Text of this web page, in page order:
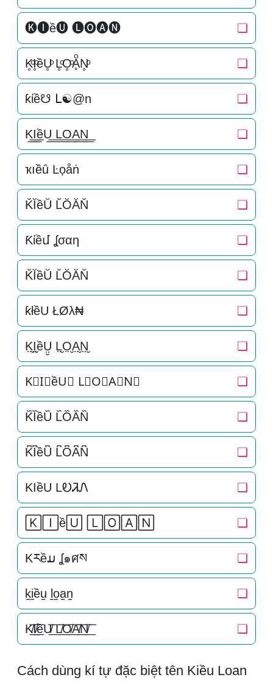
🅚🅘ề🅤 🅛🅞🅐🅝 ❏
K̥ͦI̥ͦềU̥ͦ L̥ͦO̥ͦḀͦN̥ͦ ❏
ƙίề☋ ᒪ☯@n ❏
K͟͟I͟͟ềU͟͟ L͟͟O͟͟A͟͟N͟͟ ❏
ҡıềȗ Ŀọåṅ ❏
K̆ĬềŬ L̆ŎĂN̆ ❏
Ƙίềմ ʆσαη ❏
K̆ĬềŬ L̆ŎĂN̆ ❏
ƙłềU ŁØλ₦ ❏
K̤̮I̤̮ềṲ̮ L̤̮O̤̮A̤̮N̤̮ ❏
K⃘I⃘ềU⃘ L⃘O⃘A⃘N⃘ ❏
K᷈I᷈ềU᷈ L᷈O᷈A᷈N᷈ ❏
K͆I͆ềU͆ L͆O͆A͆N͆ ❏
KIềU LᎧᏘᏁ ❏
🄺🄸ề🅄 🄻🄾🄰🄽 ❏
Kརềມ ʆ๑ศས ❏
k̠i̠ều̠ l̠o̠a̠n̠ ❏
K̸͟͞I̸͟͞ềU̸͟͞ L̸͟͞O̸͟͞A̸͟͞N̸͟͞ ❏
Cách dùng kí tự đặc biệt tên Kiều Loan